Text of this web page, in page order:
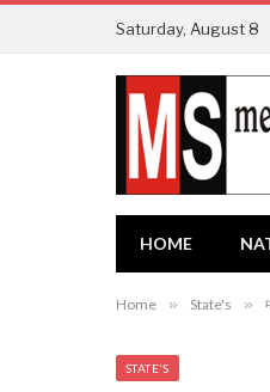
Saturday, August 8
HOME
Home » State's »
STATE'S